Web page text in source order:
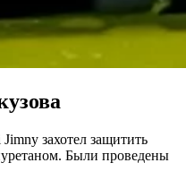
захотел защитить
Были проведены